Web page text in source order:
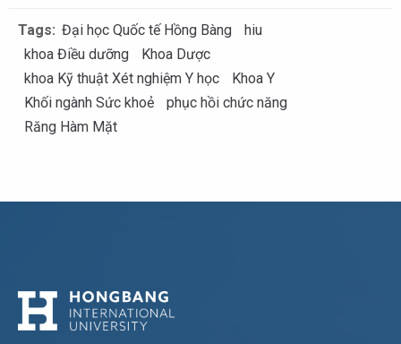
Tags: Đại học Quốc tế Hồng Bàng
hiu
khoa Điều dưỡng
Khoa Dược
khoa Kỹ thuật Xét nghiệm Y học
Khoa Y
Khối ngành Sức khoẻ
phục hồi chức năng
Răng Hàm Mặt